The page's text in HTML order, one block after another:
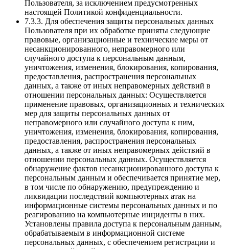
Пользователя, за исключением предусмотренных
настоящей Политикой конфиденциальности.
7.3.3. Для обеспечения защиты персональных данных
Пользователя при их обработке приняты следующие
правовые, организационные и технические меры от
несанкционированного, неправомерного или
случайного доступа к персональным данным,
уничтожения, изменения, блокирования, копирования,
предоставления, распространения персональных
данных, а также от иных неправомерных действий в
отношении персональных данных: Осуществляется
применение правовых, организационных и технических
мер для защиты персональных данных от
неправомерного или случайного доступа к ним,
уничтожения, изменения, блокирования, копирования,
предоставления, распространения персональных
данных, а также от иных неправомерных действий в
отношении персональных данных. Осуществляется
обнаружение фактов несанкционированного доступа к
персональным данным и обеспечивается принятие мер,
в том числе по обнаружению, предупреждению и
ликвидации последствий компьютерных атак на
информационные системы персональных данных и по
реагированию на компьютерные инциденты в них.
Установлены правила доступа к персональным данным,
обрабатываемым в информационной системе
персональных данных, с обеспечением регистрации и